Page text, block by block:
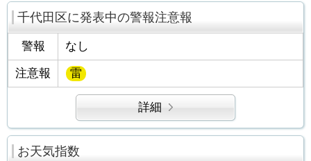
千代田区に発表中の警報注意報
警報 なし
注意報 雷
詳細
お天気指数